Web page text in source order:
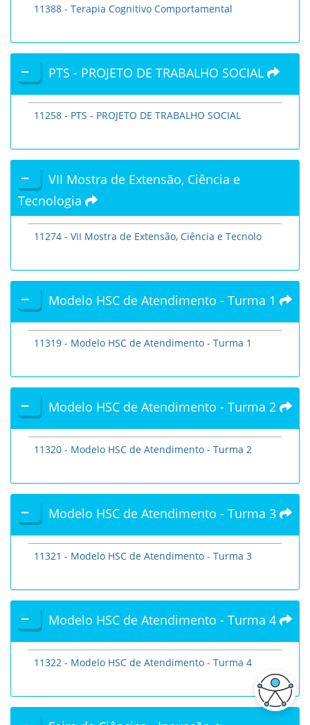
11388 - Terapia Cognitivo Comportamental
PTS - PROJETO DE TRABALHO SOCIAL
11258 - PTS - PROJETO DE TRABALHO SOCIAL
VII Mostra de Extensão, Ciência e
Tecnologia
11274 - VII Mostra de Extensão, Ciência e Tecnolo
Modelo HSC de Atendimento - Turma 1
11319 - Modelo HSC de Atendimento - Turma 1
Modelo HSC de Atendimento - Turma 2
11320 - Modelo HSC de Atendimento - Turma 2
Modelo HSC de Atendimento - Turma 3
11321 - Modelo HSC de Atendimento - Turma 3
Modelo HSC de Atendimento - Turma 4
11322 - Modelo HSC de Atendimento - Turma 4